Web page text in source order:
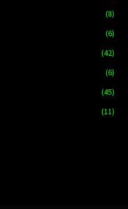
(8)
(6)
(42)
(6)
(45)
(11)